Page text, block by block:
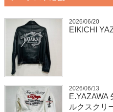
2026/06/20
EIKICHI
2026/06/13
E.YAZAWA
ルクスクリ